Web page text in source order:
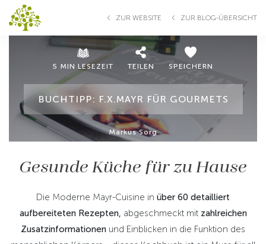
ZUR WEBSITE ZUR BLOG-ÜBERSICHT
5 MIN LESEZEIT TEILEN SPEICHERN
BUCHTIPP: F.X.MAYR FÜR GOURMETS
Markus Sorg
Gesunde Küche für zu Hause
Die Moderne Mayr-Cuisine in über 60 detailliert
aufbereiteten Rezepten, abgeschmeckt mit zahlreichen
Zusatzinformationen und Einblicken in die Funktion des